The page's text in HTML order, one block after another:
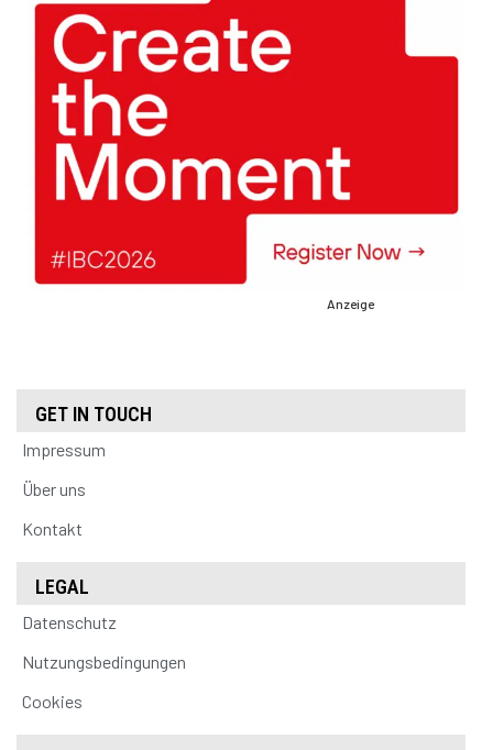
Anzeige
GET IN TOUCH
Impressum
Über uns
Kontakt
LEGAL
Datenschutz
Nutzungsbedingungen
Cookies